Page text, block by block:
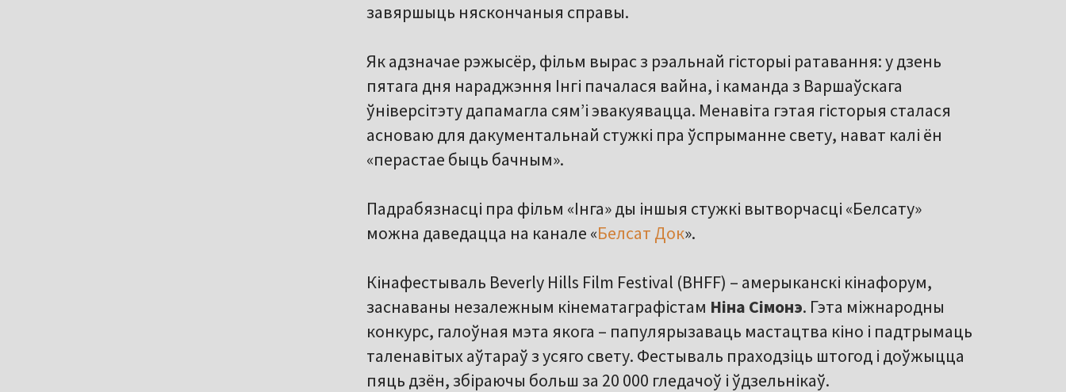
завяршыць няскончаныя справы.
Як адзначае рэжысёр, фільм вырас з рэальнай гісторыі ратавання: у дзень
пятага дня нараджэння Інгі пачалася вайна, і каманда з Варшаўскага
ўніверсітэту дапамагла сям’і эвакуявацца. Менавіта гэтая гісторыя сталася
асноваю для дакументальнай стужкі пра ўспрыманне свету, нават калі ён
«перастае быць бачным».
Падрабязнасці пра фільм «Інга» ды іншыя стужкі вытворчасці «Белсату»
можна даведацца на канале «Белсат Док».
Кінафестываль Beverly Hills Film Festival (BHFF) – амерыканскі кінафорум,
заснаваны незалежным кінематаграфістам Ніна Сімонэ. Гэта міжнародны
конкурс, галоўная мэта якога – папулярызаваць мастацтва кіно і падтрымаць
таленавітых аўтараў з усяго свету. Фестываль праходзіць штогод і доўжыцца
пяць дзён, збіраючы больш за 20 000 гледачоў і ўдзельнікаў.